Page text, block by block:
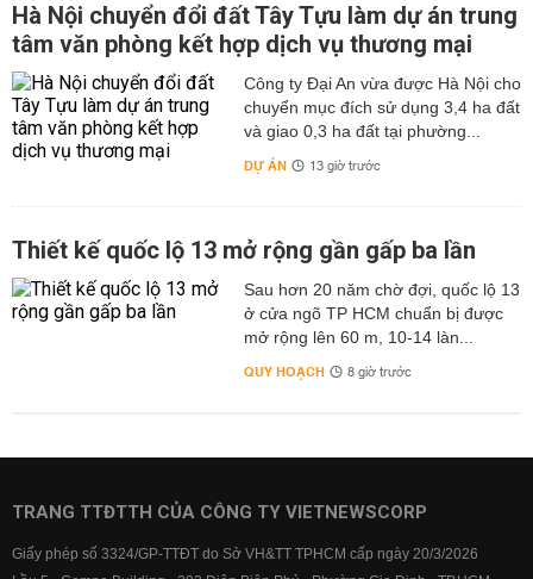
Hà Nội chuyển đổi đất Tây Tựu làm dự án trung
tâm văn phòng kết hợp dịch vụ thương mại
Công ty Đại An vừa được Hà Nội cho
chuyển mục đích sử dụng 3,4 ha đất
và giao 0,3 ha đất tại phường...
DỰ ÁN 13 giờ trước
Thiết kế quốc lộ 13 mở rộng gần gấp ba lần
Sau hơn 20 năm chờ đợi, quốc lộ 13
ở cửa ngõ TP HCM chuẩn bị được
mở rộng lên 60 m, 10-14 làn...
QUY HOẠCH 8 giờ trước
TRANG TTĐTTH CỦA CÔNG TY VIETNEWSCORP
Giấy phép số 3324/GP-TTĐT do Sở VH&TT TPHCM cấp ngày 20/3/2026